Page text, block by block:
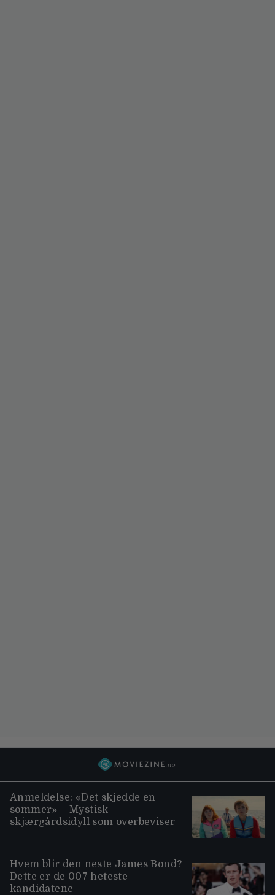
Anmeldelse: «Det skjedde en
sommer» – Mystisk
skjærgårdsidyll som overbeviser
Hvem blir den neste James Bond?
Dette er de 007 heteste
kandidatene